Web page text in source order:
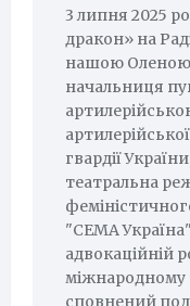
3 липня 2025
дракон» на
нашою Оленою
начальниця
гвардії
театральна
"СЕМА
адвокаційній
міжнародному
сповнений